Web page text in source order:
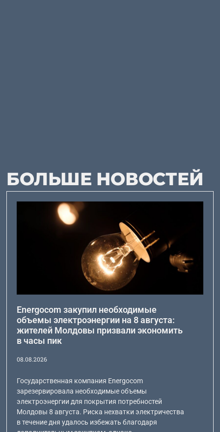
БОЛЬШЕ НОВОСТЕЙ
Energocom закупил необходимые
объемы электроэнергии на 8 августа:
жителей Молдовы призвали экономить
в часы пик
08.08.2026
Государственная компания Energocom
зарезервировала необходимые объемы
электроэнергии для покрытия потребностей
Молдовы 8 августа. Риска нехватки электричества
в течение дня удалось избежать благодаря